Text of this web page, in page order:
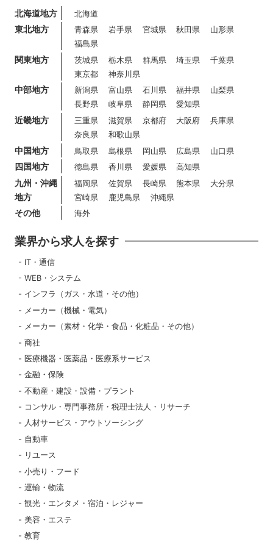
北海道地方 北海道
東北地方 青森県 岩手県 宮城県 秋田県
山形県
福島県
関東地方 茨城県 栃木県 群馬県 埼玉県
千葉県
東京都
神奈川県
中部地方 新潟県 富山県 石川県 福井県
山梨県
長野県
岐阜県 静岡県 愛知県
近畿地方 三重県 滋賀県 京都府 大阪府
兵庫県
奈良県
和歌山県
中国地方 鳥取県 島根県 岡山県 広島県 山口県
四国地方 徳島県 香川県 愛媛県 高知県
九州・沖縄
地方
福岡県 佐賀県 長崎県 熊本県
大分県
宮崎県
鹿児島県 沖縄県
その他 海外
業界から求人を探す
IT・通信
WEB・システム
インフラ（ガス・水道・その他）
メーカー（機械・電気）
メーカー（素材・化学・食品・化粧品・その他）
商社
医療機器・医薬品・医療系サービス
金融・保険
不動産・建設・設備・プラント
コンサル・専門事務所・税理士法人・リサーチ
人材サービス・アウトソーシング
自動車
リユース
小売り・フード
運輸・物流
観光・エンタメ・宿泊・レジャー
美容・エステ
教育